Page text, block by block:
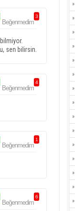
Beğenmedim
3
sen bilirsin.
Beğenmedim
4
Beğenmedim
1
Beğenmedim
6
»
»
»
»
»
»
»
»
»
»
»
»
»
»
»